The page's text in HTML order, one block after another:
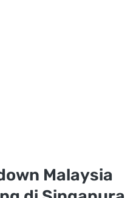
Malaysia